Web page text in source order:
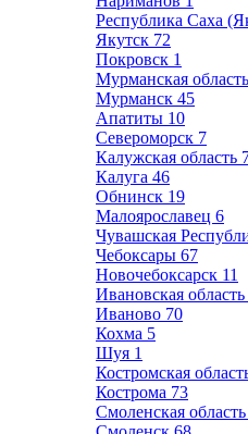
Республика Саха
Якутск 72
Покровск 1
Мурманская область
Мурманск 45
Апатиты 10
Североморск 7
Калужская область
Калуга 46
Обнинск 19
Малоярославец 6
Чувашская
Чебоксары 67
Новочебоксарск 11
Ивановская область
Иваново 70
Кохма 5
Шуя 1
Костромская
Кострома 73
Смоленская область